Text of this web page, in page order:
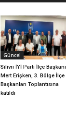
Güncel
Silivri İYİ Parti İlçe Başkanı
Mert Erişken, 3. Bölge İlçe
Başkanları Toplantısına
katıldı